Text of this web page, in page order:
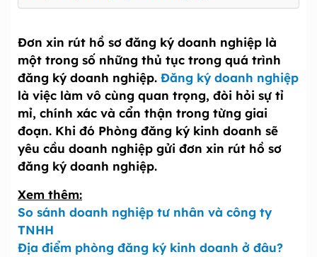
Đơn xin rút hồ sơ đăng ký doanh nghiệp là
một trong số những thủ tục trong quá trình
đăng ký doanh nghiệp. Đăng ký doanh nghiệp
là việc làm vô cùng quan trọng, đòi hỏi sự tỉ
mỉ, chính xác và cẩn thận trong từng giai
đoạn. Khi đó Phòng đăng ký kinh doanh sẽ
yêu cầu doanh nghiệp gửi đơn xin rút hồ sơ
đăng ký doanh nghiệp.
Xem thêm:
So sánh doanh nghiệp tư nhân và công ty
TNHH
Địa điểm phòng đăng ký kinh doanh ở đâu?